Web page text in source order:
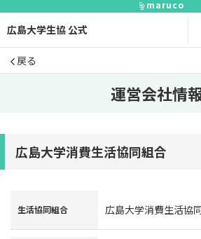
maruco
広島大学生協 公式
戻る
運営会社情
広島大学消費生活協同組合
生活協同組合 広島大学消費生活協